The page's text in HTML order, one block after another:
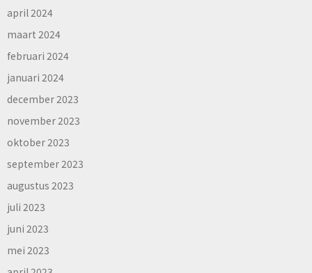
april 2024
maart 2024
februari 2024
januari 2024
december 2023
november 2023
oktober 2023
september 2023
augustus 2023
juli 2023
juni 2023
mei 2023